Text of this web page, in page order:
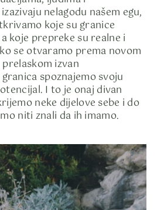
nelagodu našem egu,
koje su granice
koje prepreke su realne i
se otvaramo prema novom
izvan
spoznajemo svoju
I to je onaj divan
neke dijelove sebe i do
niti znali da ih imamo.